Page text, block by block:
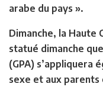
arabe du pays ».
Dimanche, la Haute
statué dimanche
(GPA) s’appliquera
sexe et aux parents